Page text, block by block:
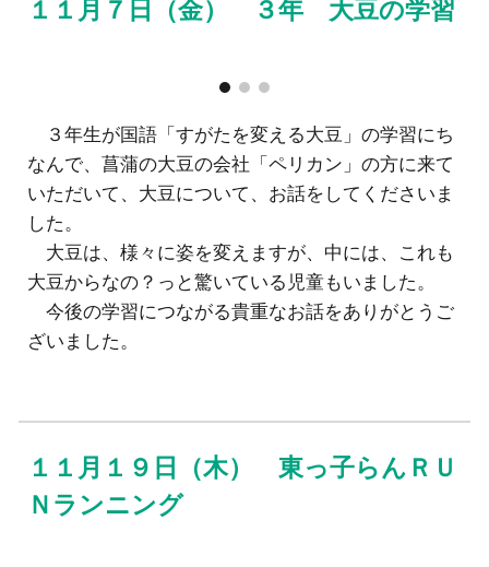
１ １ 月 ７ 日（金） ３年 大豆の学習
３年生が国語「すがたを変える大豆」の学習にち
なんで、菖蒲の大豆の会社「ペリカン」の方に来て
いただいて、大豆について、お話をしてくださいま
した。
大豆は、様々に姿を変えますが、中には、これも
大豆からなの？っと驚いている児童もいました。
今後の学習につながる貴重なお話をありがとうご
ざいました。
１１月 １９ 日（木）東っ子らんＲＵ
Ｎランニング